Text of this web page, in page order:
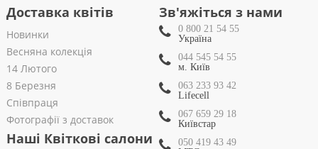
Доставка квітів
Новинки
Весняна колекція
14 Лютого
8 Березня
Співпраця
Фотографії з доставок
Наші Квіткові салони
Зв'яжіться з нами
0 800 21 54 55
Україна
044 545 54 55
м. Київ
063 233 93 42
Lifecell
067 659 29 18
Київстар
050 419 43 49